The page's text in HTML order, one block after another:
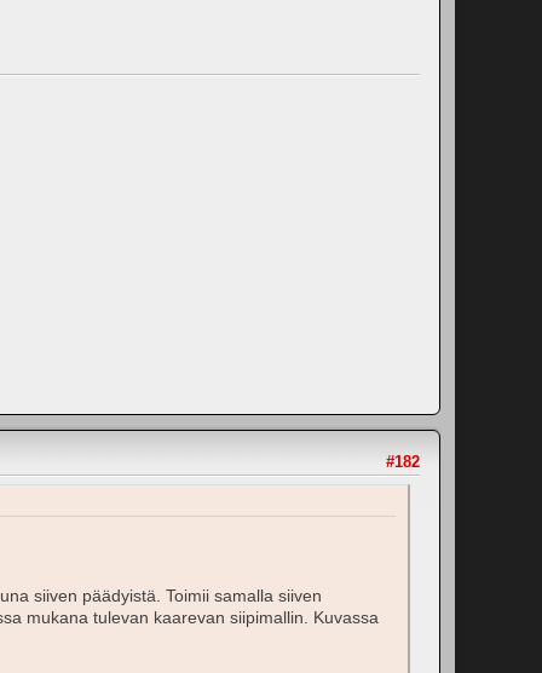
#182
siiven päädyistä. Toimii samalla siiven
mukana tulevan kaarevan siipimallin. Kuvassa